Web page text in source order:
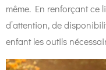
même. En renforçant ce
d’attention, de
enfant les outils